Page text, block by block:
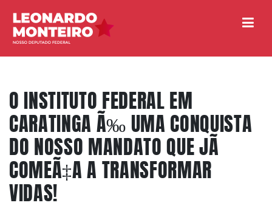
O INSTITUTO FEDERAL EM
CARATINGA Ã‰ UMA CONQUISTA
DO NOSSO MANDATO QUE JÃ
COMEÃ‡A A TRANSFORMAR
VIDAS!